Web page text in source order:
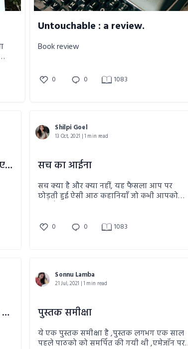
Untouchable : a review.
Book review
0 0 1083
जयशंकर प्रसाद की कहानी: गुंडा -- की एक समीक्षा
Shilpi Goel
13 Oct, 2021 | 1 min read
सच का आईना
सच क्या है और क्या नहीं, यह फैसला आप पर
छोड़ती हुई ऐसी आठ कहानियाँ जो कभी आपको
सच है।"
0 0 1083
"पाप पुण्य से परे" कहानी संग्रह : लेखक राजेन्द्र राव
Sonnu Lamba
21 Jul, 2021 | 1 min read
पुस्तक समीक्षा
ये एक पुस्तक समीक्षा है ,पुस्तक लगभग एक साल
पहले पाठको को समर्पित की गयी थी ,एमेजॉन पर